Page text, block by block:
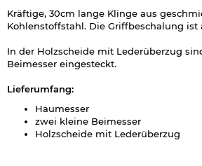
Kräftige, 30cm lange Klinge aus
Kohlenstoffstahl. Die Griffbeschalung ist
In der Holzscheide mit Lederüberzug
Beimesser eingesteckt.
Lieferumfang:
Haumesser
zwei kleine Beimesser
Holzscheide mit Lederüberzug